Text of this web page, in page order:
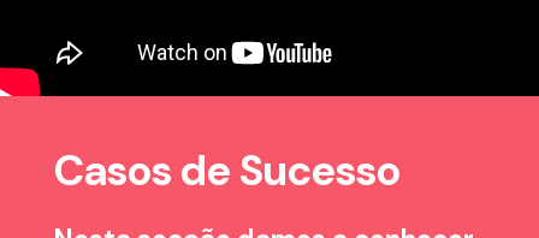
Casos de Sucesso